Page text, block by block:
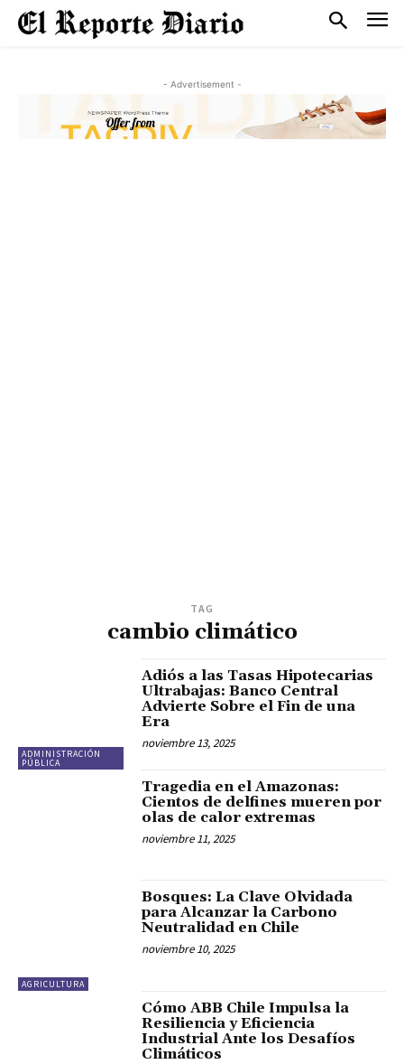
- Advertisement -
TAG
cambio climático
ADMINISTRACIÓN
PÚBLICA
Adiós a las Tasas Hipotecarias
Ultrabajas: Banco Central
Advierte Sobre el Fin de una
Era
noviembre 13, 2025
Tragedia en el Amazonas:
Cientos de delfines mueren por
olas de calor extremas
noviembre 11, 2025
AGRICULTURA
Bosques: La Clave Olvidada
para Alcanzar la Carbono
Neutralidad en Chile
noviembre 10, 2025
Cómo ABB Chile Impulsa la
Resiliencia y Eficiencia
Industrial Ante los Desafíos
Climáticos